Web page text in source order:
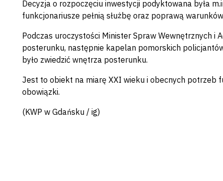
Decyzja o rozpoczęciu inwestycji podyktowana była
funkcjonariusze pełnią służbę oraz poprawą
Podczas uroczystości Minister Spraw Wewnętrznych i
posterunku, następnie kapelan pomorskich
było zwiedzić wnętrza posterunku.
Jest to obiekt na miarę XXI wieku i obecnych potrzeb
obowiązki.
(KWP w Gdańsku / ig)